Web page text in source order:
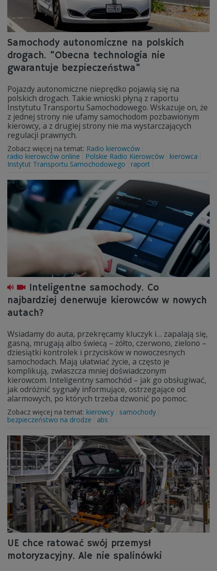
Samochody autonomiczne na polskich
drogach. "Obecna technologia nie
gwarantuje bezpieczeństwa"
Pojazdy autonomiczne nieprędko pojawią się na
polskich drogach. Takie wnioski płyną z raportu
Instytutu Transportu Samochodowego. Wskazuje on, że
z jednej strony nie ufamy samochodom pozbawionym
kierowcy, a z drugiej strony nie ma wystarczających
regulacji prawnych.
Zobacz więcej na temat: Radio kierowców
radio kierowców online
Polskie Radio Kierowców
kierowca
Instytut Transportu Samochodowego
raport
Inteligentne samochody. Co
najbardziej denerwuje kierowców w nowych
autach?
Wsiadamy do auta, przekręcamy kluczyk i… zapalają się,
gasną, mrugają albo świecą – żółto, czerwono, zielono –
dziesiątki kontrolek i przycisków w nowoczesnych
samochodach. Mają ułatwiać życie, a często je
komplikują, zwłaszcza mniej doświadczonym
kierowcom. Inteligentny samochód – jak go obsługiwać,
jak odróżnić sygnały informujące, ostrzegające od
alarmowych, po których trzeba dzwonić po pomoc.
Zobacz więcej na temat: kierowcy
samochody
bezpieczeństwo na drodze
abs
UE chce ratować swój przemysł
motoryzacyjny. Ale nie spalinówki